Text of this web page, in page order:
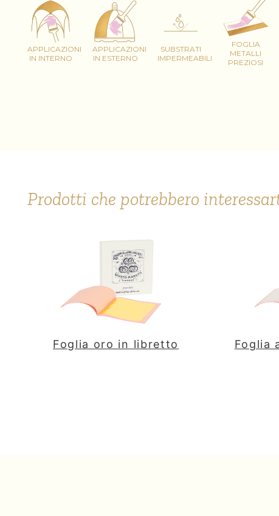
APPLICAZIONI
IN INTERNO
APPLICAZIONI
IN ESTERNO
SUBSTRATI
IMPERMEABILI
FOGLIA
METALLI
PREZIOSI
Prodotti che potrebbero
Foglia oro in libretto Foglia